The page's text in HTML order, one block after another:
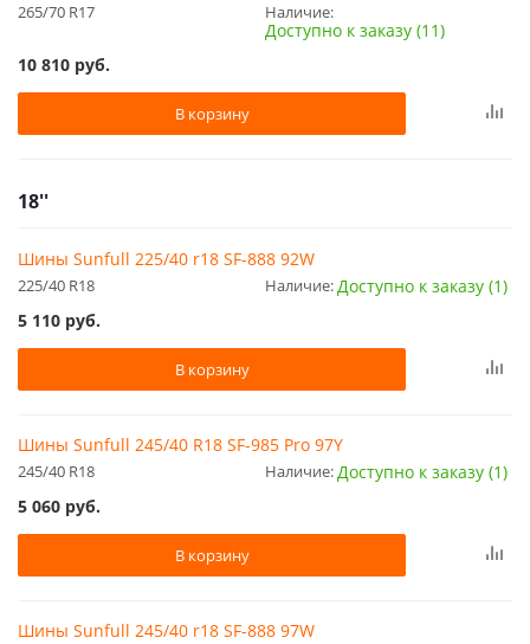
265/70 R17 Наличие:
Доступно к заказу (11)
10 810 руб.
В корзину
18''
Шины Sunfull 225/40 r18 SF-888 92W
225/40 R18 Наличие:Доступно к заказу (1)
5 110 руб.
В корзину
Шины Sunfull 245/40 R18 SF-985 Pro 97Y
245/40 R18 Наличие:Доступно к заказу (1)
5 060 руб.
В корзину
Шины Sunfull 245/40 r18 SF-888 97W